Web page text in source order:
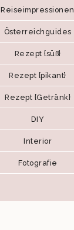
Reiseimpressionen
Österreichguides
Rezept {süß}
Rezept {pikant}
Rezept {Getränk}
DIY
Interior
Fotografie